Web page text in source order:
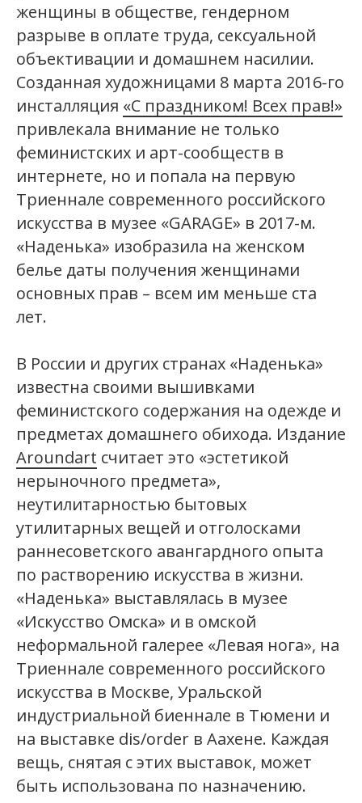
женщины в обществе, гендерном
разрыве в оплате труда, сексуальной
объективации и домашнем насилии.
Созданная художницами 8 марта 2016-го
инсталляция «С праздником! Всех прав!»
привлекала внимание не только
феминистских и арт-сообществ в
интернете, но и попала на первую
Триеннале современного российского
искусства в музее «GARAGE» в 2017-м.
«Наденька» изобразила на женском
белье даты получения женщинами
основных прав – всем им меньше ста
лет.
В России и других странах «Наденька»
известна своими вышивками
феминистского содержания на одежде и
предметах домашнего обихода. Издание
Aroundart считает это «эстетикой
нерыночного предмета»,
неутилитарностью бытовых
утилитарных вещей и отголосками
раннесоветского авангардного опыта
по растворению искусства в жизни.
«Наденька» выставлялась в музее
«Искусство Омска» и в омской
неформальной галерее «Левая нога», на
Триеннале современного российского
искусства в Москве, Уральской
индустриальной биеннале в Тюмени и
на выставке dis/order в Аахене. Каждая
вещь, снятая с этих выставок, может
быть использована по назначению.